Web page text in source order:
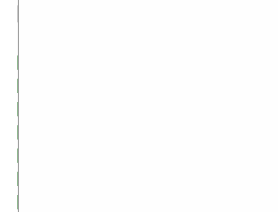
Г
Гавриленко, Василий
Гаврилов, Дмитрий
Гаврюченков, Юрий
Галанина, Юлия
Галина, Мария
Гамильтон, Лорел
Ганн, Джеймс